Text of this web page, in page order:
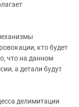
кто будет
что на данном
а детали будут
делимитации